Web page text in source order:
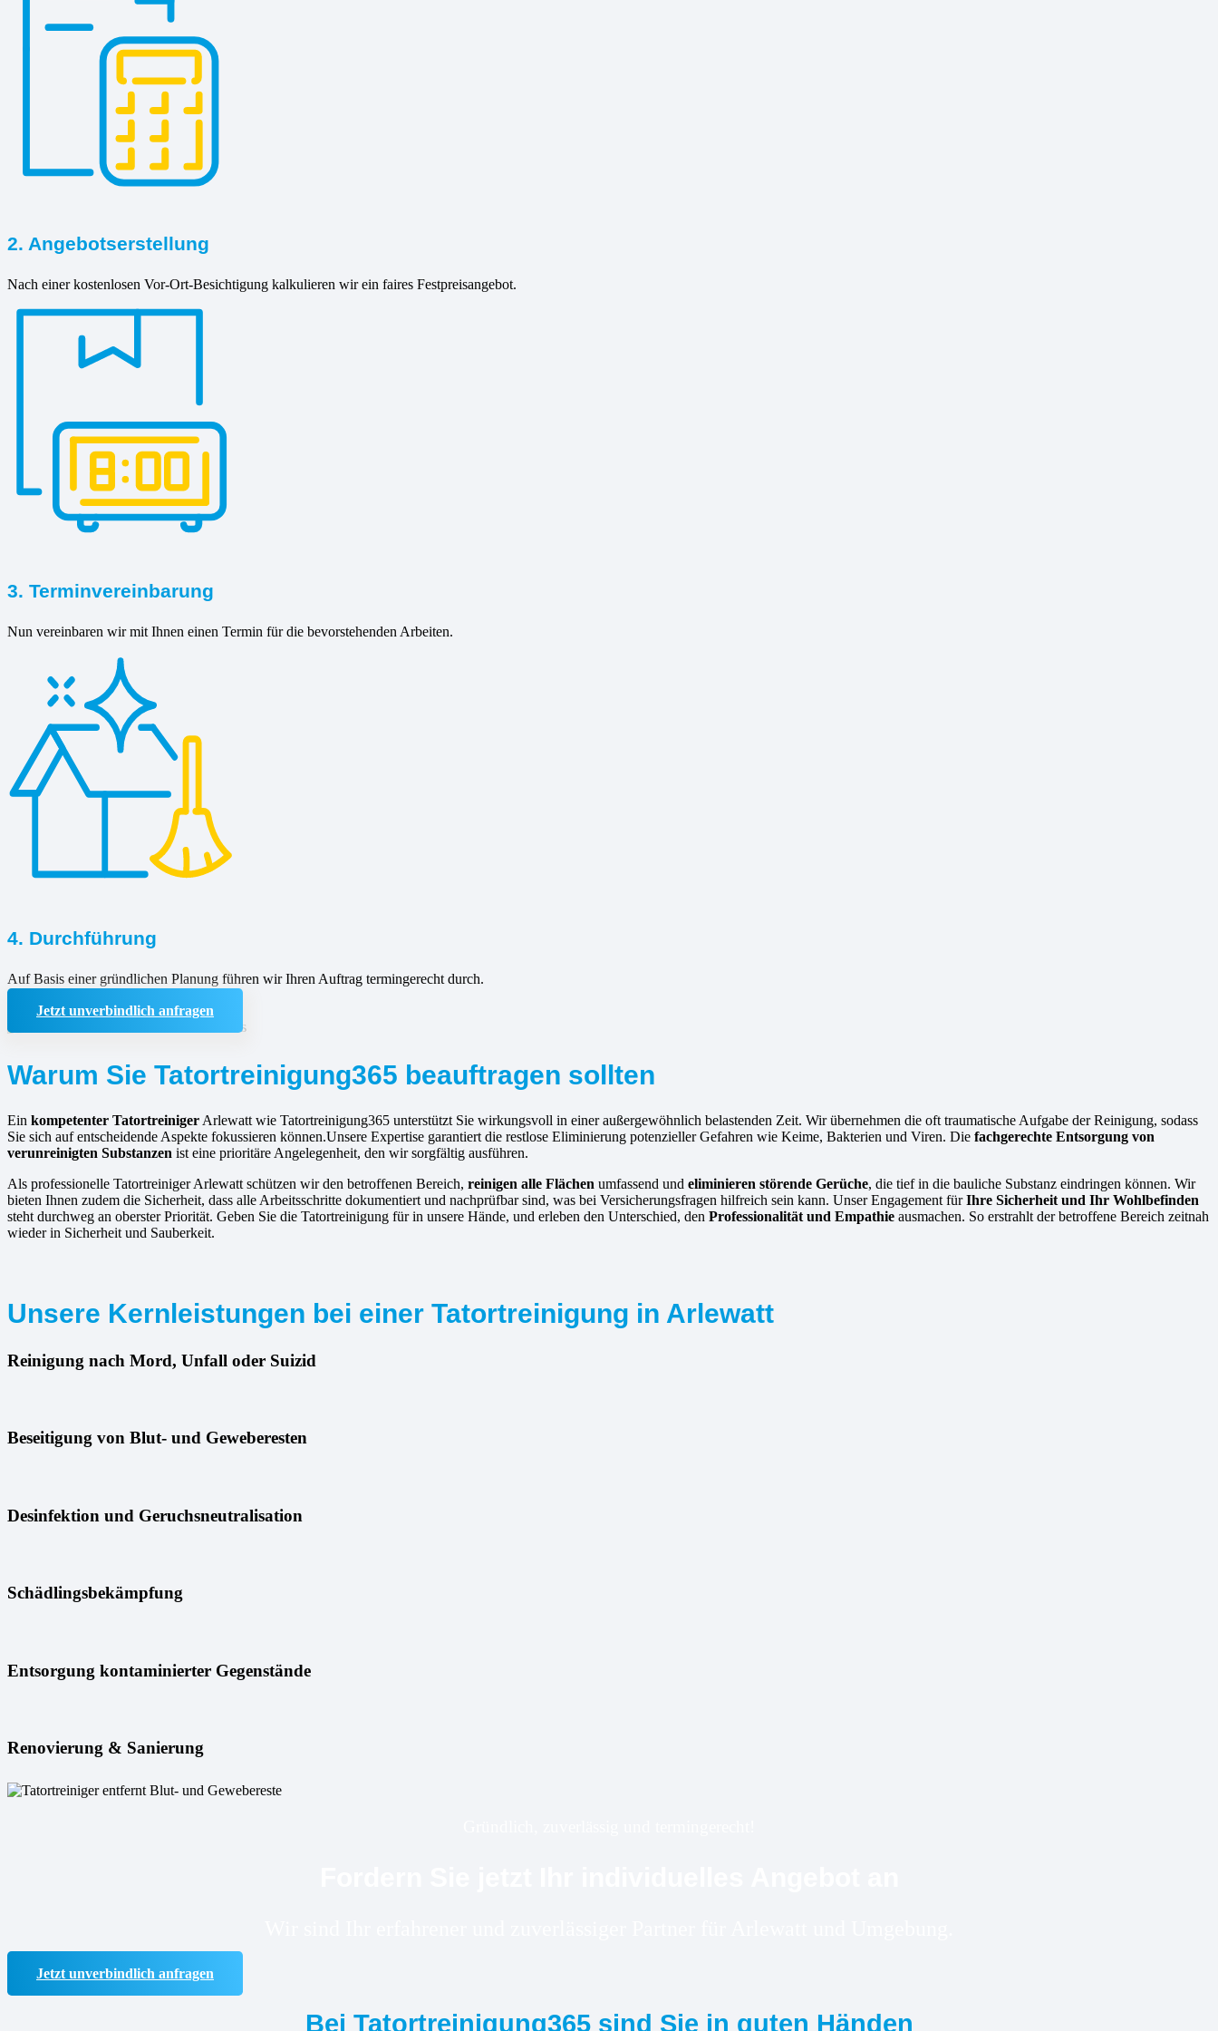
2. Angebotserstellung
Nach einer kostenlosen Vor-Ort-Besichtigung kalkulieren wir ein faires Festpreisangebot.
3. Terminvereinbarung
Nun vereinbaren wir mit Ihnen einen Termin für die bevorstehenden Arbeiten.
4. Durchführung
Auf Basis einer gründlichen Planung führen wir Ihren Auftrag termingerecht durch.
Jetzt unverbindlich anfragen
Warum Sie Tatortreinigung365 beauftragen sollten
Ein kompetenter Tatortreiniger Arlewatt wie Tatortreinigung365 unterstützt Sie wirkungsvoll in einer außergewöhnlich belastenden Zeit. Wir übernehmen die oft traumatische Aufgabe der Reinigung, sodass
Sie sich auf entscheidende Aspekte fokussieren können.Unsere Expertise garantiert die restlose Eliminierung potenzieller Gefahren wie Keime, Bakterien und Viren. Die fachgerechte Entsorgung von
verunreinigten Substanzen ist eine prioritäre Angelegenheit, den wir sorgfältig ausführen.
Als professionelle Tatortreiniger Arlewatt schützen wir den betroffenen Bereich, reinigen alle Flächen umfassend und eliminieren störende Gerüche, die tief in die bauliche Substanz eindringen können. Wir
bieten Ihnen zudem die Sicherheit, dass alle Arbeitsschritte dokumentiert und nachprüfbar sind, was bei Versicherungsfragen hilfreich sein kann. Unser Engagement fürIhre Sicherheit und Ihr Wohlbefinden
steht durchweg an oberster Priorität. Geben Sie die Tatortreinigung für in unsere Hände, und erleben den Unterschied, den Professionalität und Empathie ausmachen. So erstrahlt der betroffene Bereich zeitnah
wieder in Sicherheit und Sauberkeit.
Unsere Kernleistungen bei einer Tatortreinigung in Arlewatt
Reinigung nach Mord, Unfall oder Suizid
Beseitigung von Blut- und Geweberesten
Desinfektion und Geruchsneutralisation
Schädlingsbekämpfung
Entsorgung kontaminierter Gegenstände
Renovierung & Sanierung
Jetzt unverbindlich anfragen
Bei Tatortreinigung365 sind Sie in guten Händen